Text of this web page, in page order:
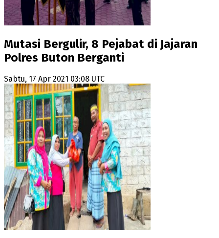
Mutasi Bergulir, 8 Pejabat di Jajaran
Polres Buton Berganti
Sabtu, 17 Apr 2021 03:08 UTC